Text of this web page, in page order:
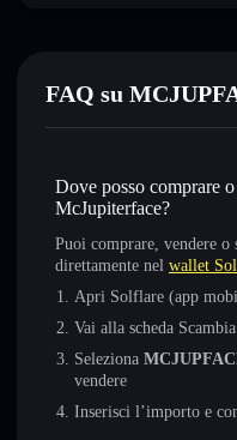
FAQ su
Dove posso comprare
McJupiterface?
Puoi comprare, vendere o
direttamente nel wallet
Apri Solflare (app
Vai alla scheda Scambia
Seleziona
vendere
Inserisci l’importo e